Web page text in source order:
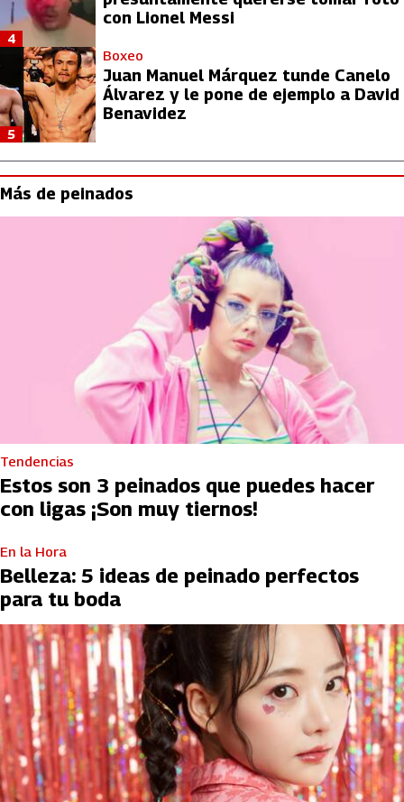
con Lionel Messi
4
Boxeo
Juan Manuel Márquez tunde Canelo
Álvarez y le pone de ejemplo a David
Benavidez
5
Más de peinados
Tendencias
Estos son 3 peinados que puedes hacer
con ligas ¡Son muy tiernos!
En la Hora
Belleza: 5 ideas de peinado perfectos
para tu boda